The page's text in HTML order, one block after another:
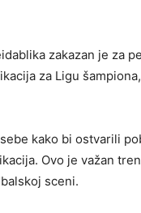
zakazan je za
za Ligu
kako bi ostvarili
Ovo je važan
sceni.